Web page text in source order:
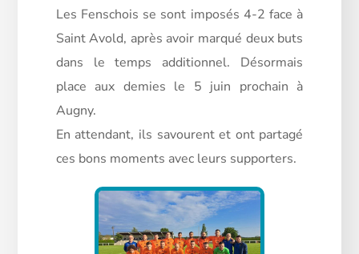
Les Fenschois se sont imposés 4-2 face à
Saint Avold, après avoir marqué deux buts
dans le temps additionnel. Désormais
place aux demies le 5 juin prochain à
Augny.
En attendant, ils savourent et ont partagé
ces bons moments avec leurs supporters.